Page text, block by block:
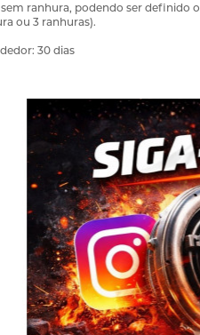
sem ranhura, podendo ser definido
ou 3 ranhuras).
30 dias